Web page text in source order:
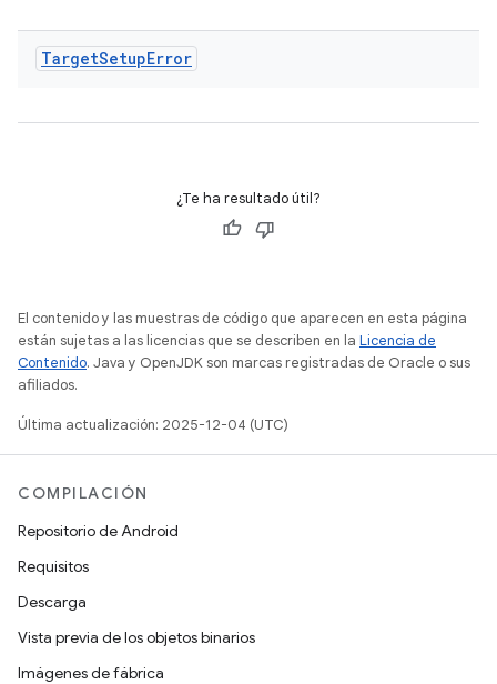
TargetSetupError
¿Te ha resultado útil?
El contenido y las muestras de código que aparecen en esta página
están sujetas a las licencias que se describen en la Licencia de
Contenido. Java y OpenJDK son marcas registradas de Oracle o sus
afiliados.
Última actualización: 2025-12-04 (UTC)
COMPILACIÓN
Repositorio de Android
Requisitos
Descarga
Vista previa de los objetos binarios
Imágenes de fábrica